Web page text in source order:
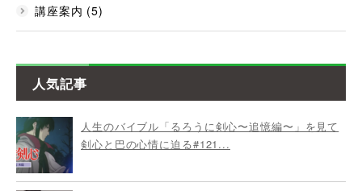
講座案内 (5)
人気記事
人生のバイブル「るろうに剣心〜追憶編〜」を見て
剣心と巴の心情に迫る#121...